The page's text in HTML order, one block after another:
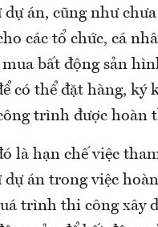
dự án, cũng như
các tổ chức, cá
bất động sản
có thể đặt hàng, ký
trình được hoàn
là hạn chế việc
dự án trong việc
trình thi công xây